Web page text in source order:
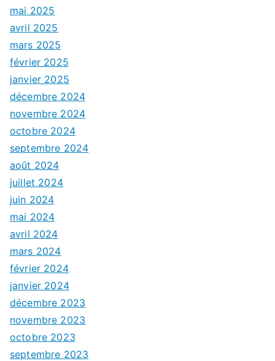
mai 2025
avril 2025
mars 2025
février 2025
janvier 2025
décembre 2024
novembre 2024
octobre 2024
septembre 2024
août 2024
juillet 2024
juin 2024
mai 2024
avril 2024
mars 2024
février 2024
janvier 2024
décembre 2023
novembre 2023
octobre 2023
septembre 2023